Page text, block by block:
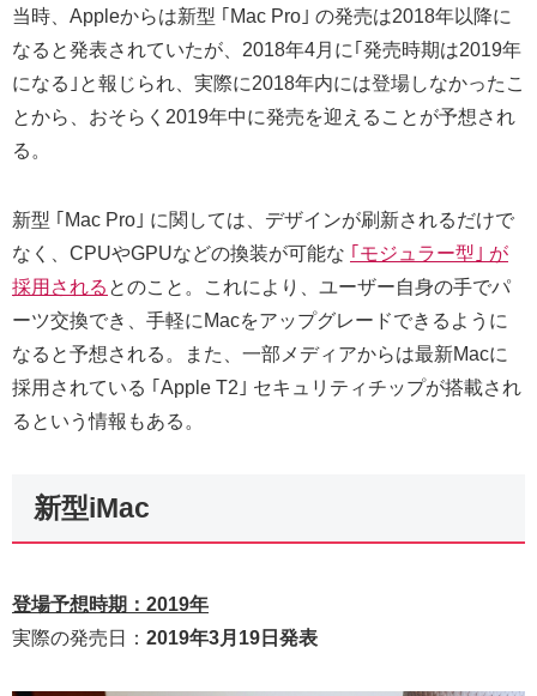
当時、Appleからは新型 ｢Mac Pro｣ の発売は2018年以降に
なると発表されていたが、2018年4月に｢発売時期は2019年
になる｣と報じられ、実際に2018年内には登場しなかったこ
とから、おそらく2019年中に発売を迎えることが予想され
る。
新型 ｢Mac Pro｣ に関しては、デザインが刷新されるだけで
なく、CPUやGPUなどの換装が可能な ｢モジュラー型｣ が
採用される とのこと。これにより、ユーザー自身の手でパ
ーツ交換でき、手軽にMacをアップグレードできるように
なると予想される。また、一部メディアからは最新Macに
採用されている ｢Apple T2｣ セキュリティチップが搭載され
るという情報もある。
新型iMac
登場予想時期：2019年
実際の発売日： 2019年3月19日発表